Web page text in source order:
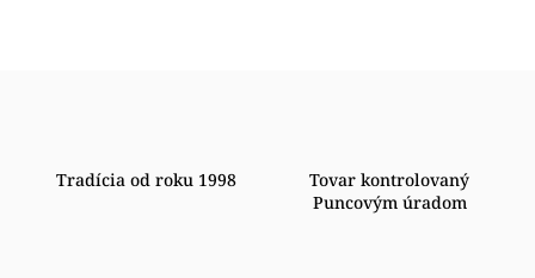
Tradícia od roku 1998
Tovar kontrolovaný
Puncovým úradom